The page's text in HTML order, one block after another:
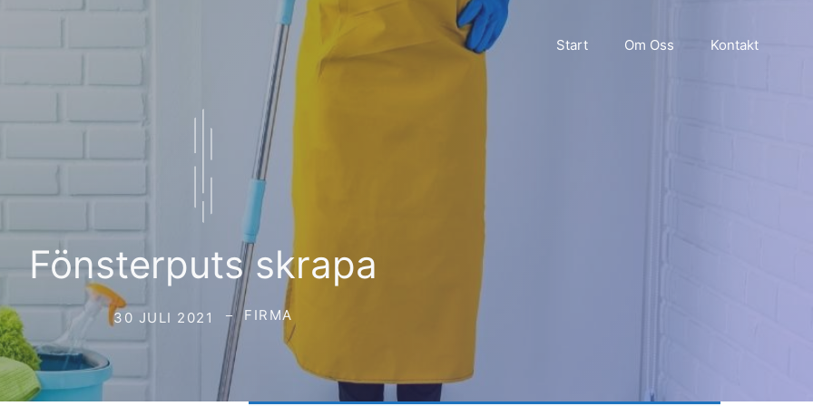
Start Om Oss Kontakt
Fönsterputs skrapa
30 JULI 2021 FIRMA